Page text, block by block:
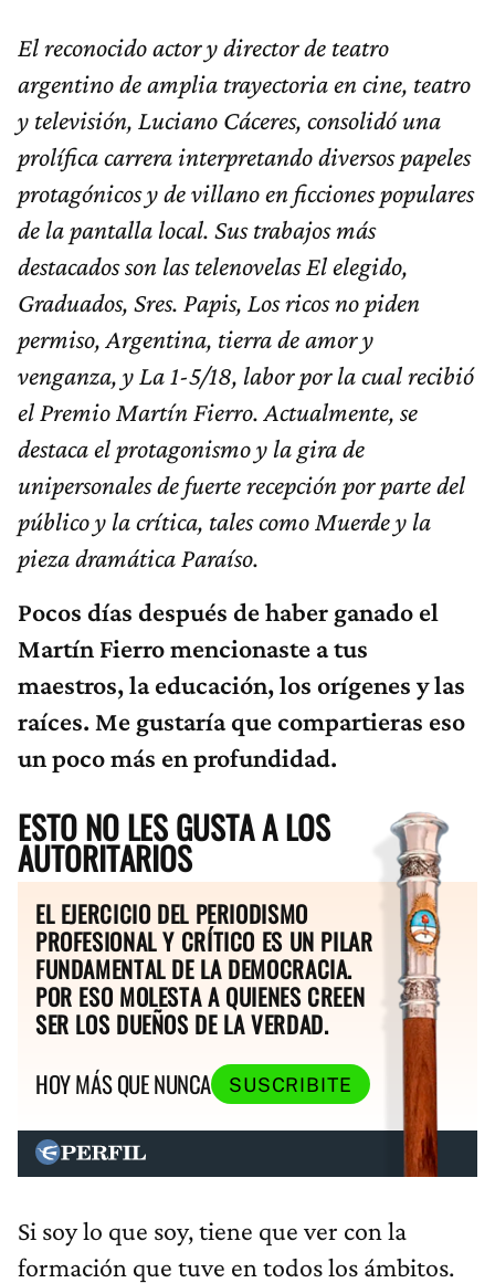
El reconocido actor y director de teatro
argentino de amplia trayectoria en cine, teatro
y televisión, Luciano Cáceres, consolidó una
prolífica carrera interpretando diversos papeles
protagónicos y de villano en ficciones populares
de la pantalla local. Sus trabajos más
destacados son las telenovelas El elegido,
Graduados, Sres. Papis, Los ricos no piden
permiso, Argentina, tierra de amor y
venganza, y La 1-5/18, labor por la cual recibió
el Premio Martín Fierro. Actualmente, se
destaca el protagonismo y la gira de
unipersonales de fuerte recepción por parte del
público y la crítica, tales como Muerde y la
pieza dramática Paraíso.
Pocos días después de haber ganado el
Martín Fierro mencionaste a tus
maestros, la educación, los orígenes y las
raíces. Me gustaría que compartieras eso
un poco más en profundidad.
ESTO NO LES GUSTA A LOS
AUTORITARIOS
EL EJERCICIO DEL PERIODISMO
PROFESIONAL Y CRÍTICO ES UN PILAR
FUNDAMENTAL DE LA DEMOCRACIA.
POR ESO MOLESTA A QUIENES CREEN
SER LOS DUEÑOS DE LA VERDAD.
HOY MÁS QUE NUNCA
SUSCRIBITE
Si soy lo que soy, tiene que ver con la
formación que tuve en todos los ámbitos.